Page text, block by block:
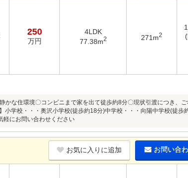
250
万円
4LDK
77.38m2 271m2
住環境〇コンビニまで家を出て徒歩約8分〇現状引渡につき、ご
学校・・・奥沢小学校(徒歩約18分)中学校・・・向陽中学校(徒歩
軽にお問い合わせください
お気に入りに追加 お問い合